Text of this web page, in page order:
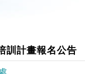
訓計畫報名公告